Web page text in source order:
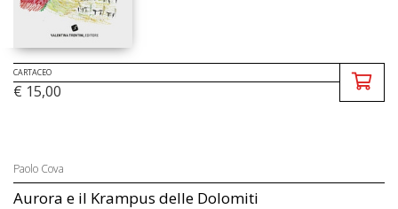
CARTACEO
€ 15,00
Paolo Cova
Aurora e il Krampus delle Dolomiti